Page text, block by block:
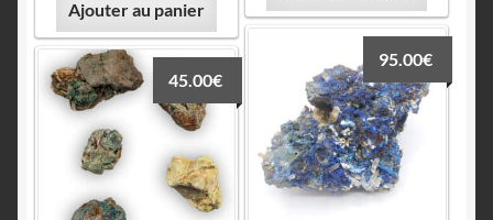
Ajouter au panier
95.00€
45.00€